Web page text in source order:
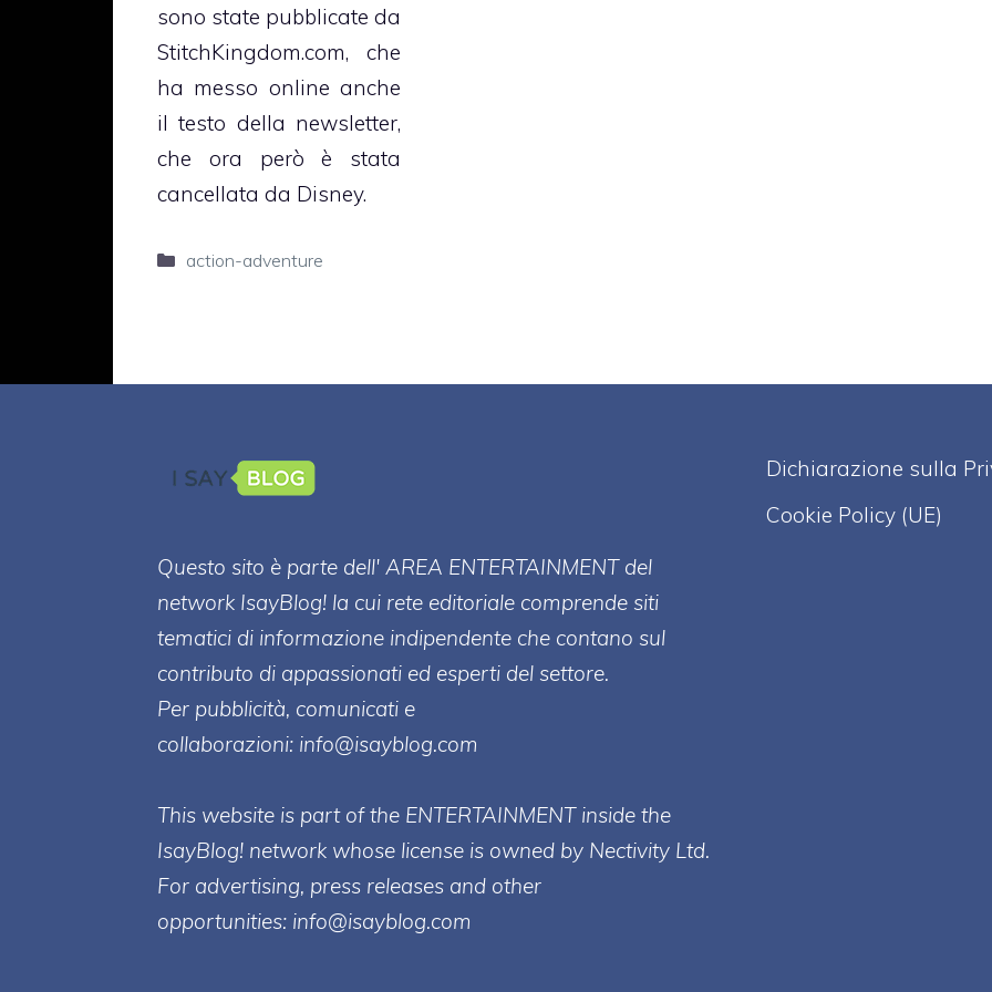
sono state pubblicate da
StitchKingdom.com, che
ha messo online anche
il testo della newsletter,
che ora però è stata
cancellata da Disney.
Categorie
action-adventure
Questo sito è parte dell' AREA ENTERTAINMENT del
network IsayBlog! la cui rete editoriale comprende siti
tematici di informazione indipendente che contano sul
contributo di appassionati ed esperti del settore.
Per pubblicità, comunicati e
collaborazioni: info@isayblog.com
This website is part of the ENTERTAINMENT inside the
IsayBlog! network whose license is owned by Nectivity Ltd.
For advertising, press releases and other
opportunities: info@isayblog.com
Dichiarazione sulla
Cookie Policy (UE)